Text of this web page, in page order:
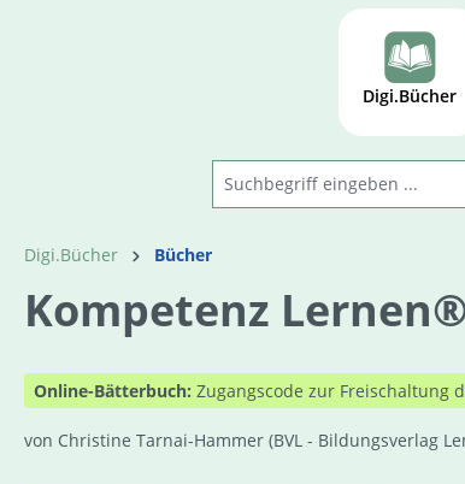
Digi.Bücher
Digi.Bücher Bücher
Kompetenz
Online-Bätterbuch: Zugangscode zur Freischaltung
von Christine Tarnai-Hammer (BVL - Bildungsverlag